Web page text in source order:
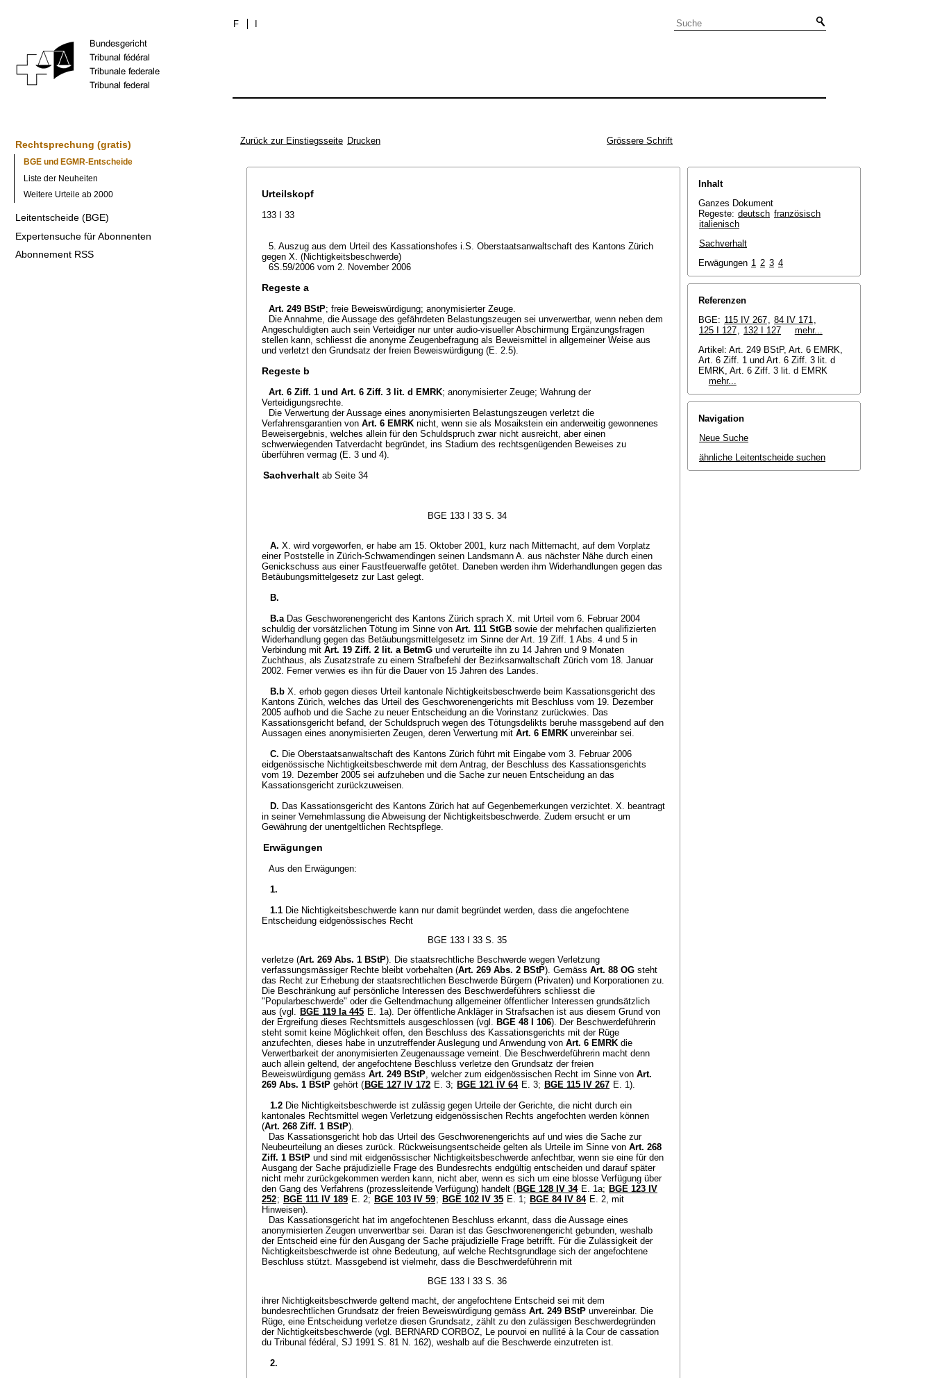
F
Rechtsprechung (gratis)
BGE und EGMR-Entscheide
Liste der Neuheiten
Weitere Urteile ab 2000
Leitentscheide (BGE)
Expertensuche für Abonnenten
Abonnement RSS
Zurück zur Einstiegsseite Drucken Grössere Schrift
Urteilskopf
133 I 33
5. Auszug aus dem Urteil des Kassationshofes i.S. Oberstaatsanwaltschaft des Kantons Zürich
gegen X. (Nichtigkeitsbeschwerde)
6S.59/2006 vom 2. November 2006
Regeste a
Art. 249 BStP; freie Beweiswürdigung; anonymisierter Zeuge.
Die Annahme, die Aussage des gefährdeten Belastungszeugen sei unverwertbar, wenn neben dem
Angeschuldigten auch sein Verteidiger nur unter audio-visueller Abschirmung Ergänzungsfragen
stellen kann, schliesst die anonyme Zeugenbefragung als Beweismittel in allgemeiner Weise aus
und verletzt den Grundsatz der freien Beweiswürdigung (E. 2.5).
Regeste b
Art. 6 Ziff. 1 und Art. 6 Ziff. 3 lit. d EMRK; anonymisierter Zeuge; Wahrung der
Verteidigungsrechte.
Die Verwertung der Aussage eines anonymisierten Belastungszeugen verletzt die
Verfahrensgarantien von Art. 6 EMRK nicht, wenn sie als Mosaikstein ein anderweitig gewonnenes
Beweisergebnis, welches allein für den Schuldspruch zwar nicht ausreicht, aber einen
schwerwiegenden Tatverdacht begründet, ins Stadium des rechtsgenügenden Beweises zu
überführen vermag (E. 3 und 4).
Sachverhalt ab Seite 34
BGE 133 I 33 S. 34
A. X. wird vorgeworfen, er habe am 15. Oktober 2001, kurz nach Mitternacht, auf dem Vorplatz
einer Poststelle in Zürich-Schwamendingen seinen Landsmann A. aus nächster Nähe durch einen
Genickschuss aus einer Faustfeuerwaffe getötet. Daneben werden ihm Widerhandlungen gegen das
Betäubungsmittelgesetz zur Last gelegt.
B.
B.a Das Geschworenengericht des Kantons Zürich sprach X. mit Urteil vom 6. Februar 2004
schuldig der vorsätzlichen Tötung im Sinne von Art. 111 StGB sowie der mehrfachen qualifizierten
Widerhandlung gegen das Betäubungsmittelgesetz im Sinne der Art. 19 Ziff. 1 Abs. 4 und 5 in
Verbindung mit Art. 19 Ziff. 2 lit. a BetmG und verurteilte ihn zu 14 Jahren und 9 Monaten
Zuchthaus, als Zusatzstrafe zu einem Strafbefehl der Bezirksanwaltschaft Zürich vom 18. Januar
2002. Ferner verwies es ihn für die Dauer von 15 Jahren des Landes.
B.b X. erhob gegen dieses Urteil kantonale Nichtigkeitsbeschwerde beim Kassationsgericht des
Kantons Zürich, welches das Urteil des Geschworenengerichts mit Beschluss vom 19. Dezember
2005 aufhob und die Sache zu neuer Entscheidung an die Vorinstanz zurückwies. Das
Kassationsgericht befand, der Schuldspruch wegen des Tötungsdelikts beruhe massgebend auf den
Aussagen eines anonymisierten Zeugen, deren Verwertung mit Art. 6 EMRK unvereinbar sei.
C. Die Oberstaatsanwaltschaft des Kantons Zürich führt mit Eingabe vom 3. Februar 2006
eidgenössische Nichtigkeitsbeschwerde mit dem Antrag, der Beschluss des Kassationsgerichts
vom 19. Dezember 2005 sei aufzuheben und die Sache zur neuen Entscheidung an das
Kassationsgericht zurückzuweisen.
D. Das Kassationsgericht des Kantons Zürich hat auf Gegenbemerkungen verzichtet. X. beantragt
in seiner Vernehmlassung die Abweisung der Nichtigkeitsbeschwerde. Zudem ersucht er um
Gewährung der unentgeltlichen Rechtspflege.
Erwägungen
Aus den Erwägungen:
1.
1.1 Die Nichtigkeitsbeschwerde kann nur damit begründet werden, dass die angefochtene
Entscheidung eidgenössisches Recht
BGE 133 I 33 S. 35
verletze (Art. 269 Abs. 1 BStP). Die staatsrechtliche Beschwerde wegen Verletzung
verfassungsmässiger Rechte bleibt vorbehalten (Art. 269 Abs. 2 BStP). Gemäss Art. 88 OG steht
das Recht zur Erhebung der staatsrechtlichen Beschwerde Bürgern (Privaten) und Korporationen zu.
Die Beschränkung auf persönliche Interessen des Beschwerdeführers schliesst die
"Popularbeschwerde" oder die Geltendmachung allgemeiner öffentlicher Interessen grundsätzlich
aus (vgl. BGE 119 Ia 445 E. 1a). Der öffentliche Ankläger in Strafsachen ist aus diesem Grund von
der Ergreifung dieses Rechtsmittels ausgeschlossen (vgl. BGE 48 I 106). Der Beschwerdeführerin
steht somit keine Möglichkeit offen, den Beschluss des Kassationsgerichts mit der Rüge
anzufechten, dieses habe in unzutreffender Auslegung und Anwendung von Art. 6 EMRK die
Verwertbarkeit der anonymisierten Zeugenaussage verneint. Die Beschwerdeführerin macht denn
auch allein geltend, der angefochtene Beschluss verletze den Grundsatz der freien
Beweiswürdigung gemäss Art. 249 BStP, welcher zum eidgenössischen Recht im Sinne von Art.
269 Abs. 1 BStP gehört ( BGE 127 IV 172 E. 3; BGE 121 IV 64 E. 3; BGE 115 IV 267 E. 1).
1.2 Die Nichtigkeitsbeschwerde ist zulässig gegen Urteile der Gerichte, die nicht durch ein
kantonales Rechtsmittel wegen Verletzung eidgenössischen Rechts angefochten werden können
(Art. 268 Ziff. 1 BStP).
Das Kassationsgericht hob das Urteil des Geschworenengerichts auf und wies die Sache zur
Neubeurteilung an dieses zurück. Rückweisungsentscheide gelten als Urteile im Sinne von Art. 268
Ziff. 1 BStP und sind mit eidgenössischer Nichtigkeitsbeschwerde anfechtbar, wenn sie eine für den
Ausgang der Sache präjudizielle Frage des Bundesrechts endgültig entscheiden und darauf später
nicht mehr zurückgekommen werden kann, nicht aber, wenn es sich um eine blosse Verfügung über
den Gang des Verfahrens (prozessleitende Verfügung) handelt ( BGE 128 IV 34 E. 1a; BGE 123 IV
252; BGE 111 IV 189 E. 2; BGE 103 IV 59; BGE 102 IV 35 E. 1; BGE 84 IV 84 E. 2, mit
Hinweisen).
Das Kassationsgericht hat im angefochtenen Beschluss erkannt, dass die Aussage eines
anonymisierten Zeugen unverwertbar sei. Daran ist das Geschworenengericht gebunden, weshalb
der Entscheid eine für den Ausgang der Sache präjudizielle Frage betrifft. Für die Zulässigkeit der
Nichtigkeitsbeschwerde ist ohne Bedeutung, auf welche Rechtsgrundlage sich der angefochtene
Beschluss stützt. Massgebend ist vielmehr, dass die Beschwerdeführerin mit
BGE 133 I 33 S. 36
ihrer Nichtigkeitsbeschwerde geltend macht, der angefochtene Entscheid sei mit dem
bundesrechtlichen Grundsatz der freien Beweiswürdigung gemäss Art. 249 BStP unvereinbar. Die
Rüge, eine Entscheidung verletze diesen Grundsatz, zählt zu den zulässigen Beschwerdegründen
der Nichtigkeitsbeschwerde (vgl. BERNARD CORBOZ, Le pourvoi en nullité à la Cour de cassation
du Tribunal fédéral, SJ 1991 S. 81 N. 162), weshalb auf die Beschwerde einzutreten ist.
2.
Inhalt
Ganzes Dokument
Regeste: deutsch französisch
italienisch
Sachverhalt
Erwägungen 1 2 3 4
Referenzen
BGE: 115 IV 267, 84 IV 171,
125 I 127, 132 I 127
mehr...
Artikel: Art. 249 BStP, Art. 6 EMRK,
Art. 6 Ziff. 1 und Art. 6 Ziff. 3 lit. d
EMRK, Art. 6 Ziff. 3 lit. d EMRK
mehr...
Navigation
Neue Suche
ähnliche Leitentscheide suchen